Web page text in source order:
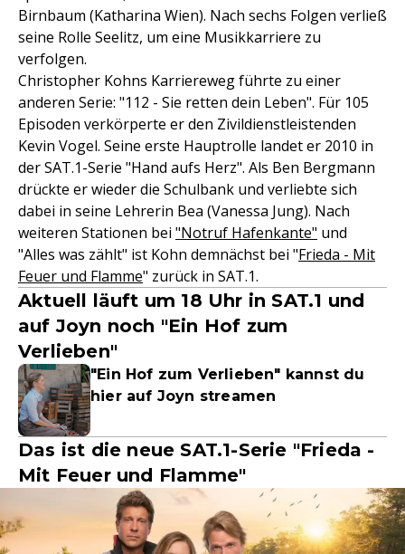
Birnbaum (Katharina Wien). Nach sechs Folgen verließ
seine Rolle Seelitz, um eine Musikkarriere zu
verfolgen.
Christopher Kohns Karriereweg führte zu einer
anderen Serie: "112 - Sie retten dein Leben". Für 105
Episoden verkörperte er den Zivildienstleistenden
Kevin Vogel. Seine erste Hauptrolle landet er 2010 in
der SAT.1-Serie "Hand aufs Herz". Als Ben Bergmann
drückte er wieder die Schulbank und verliebte sich
dabei in seine Lehrerin Bea (Vanessa Jung). Nach
weiteren Stationen bei "Notruf Hafenkante" und
"Alles was zählt" ist Kohn demnächst bei "Frieda - Mit
Feuer und Flamme" zurück in SAT.1.
Aktuell läuft um 18 Uhr in SAT.1 und
auf Joyn noch "Ein Hof zum
Verlieben"
"Ein Hof zum Verlieben" kannst du
hier auf Joyn streamen
Das ist die neue SAT.1-Serie "Frieda -
Mit Feuer und Flamme"